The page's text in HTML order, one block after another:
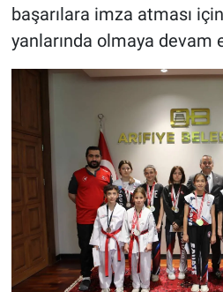
başarılara imza atması
yanlarında olmaya devam